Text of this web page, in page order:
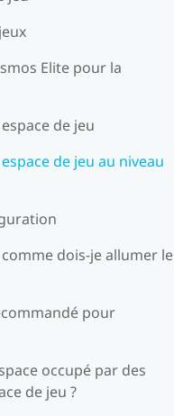
Elite pour la
de jeu
de jeu au niveau
dois-je allumer le
pour
occupé par des
de jeu ?